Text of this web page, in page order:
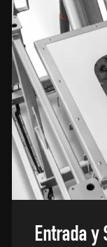
Entrada y